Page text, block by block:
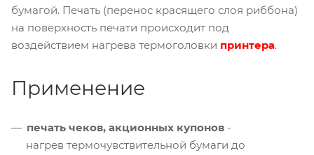
бумагой. Печать (перенос красящего слоя риббона)
на поверхность печати происходит под
воздействием нагрева термоголовки принтера.
Применение
печать чеков, акционных купонов -
нагрев термочувствительной бумаги до